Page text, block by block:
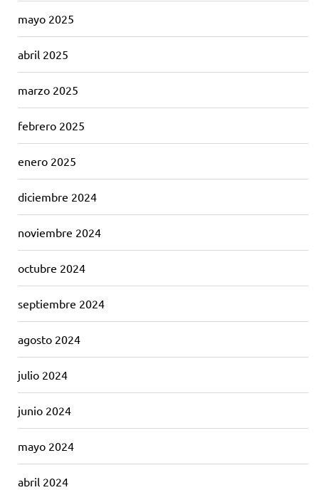
mayo 2025
abril 2025
marzo 2025
febrero 2025
enero 2025
diciembre 2024
noviembre 2024
octubre 2024
septiembre 2024
agosto 2024
julio 2024
junio 2024
mayo 2024
abril 2024